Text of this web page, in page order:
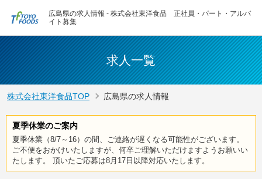
広島県の求人情報 - 株式会社東洋食品 正社員・パート・アルバ
イト募集
求人一覧
株式会社東洋食品TOP 広島県の求人情報
夏季休業のご案内
夏季休業（8/7～16）の間、ご連絡が遅くなる可能性がございます。
ご不便をおかけいたしますが、何卒ご理解いただけますようお願いい
たします。 頂いたご応募は8月17日以降対応いたします。